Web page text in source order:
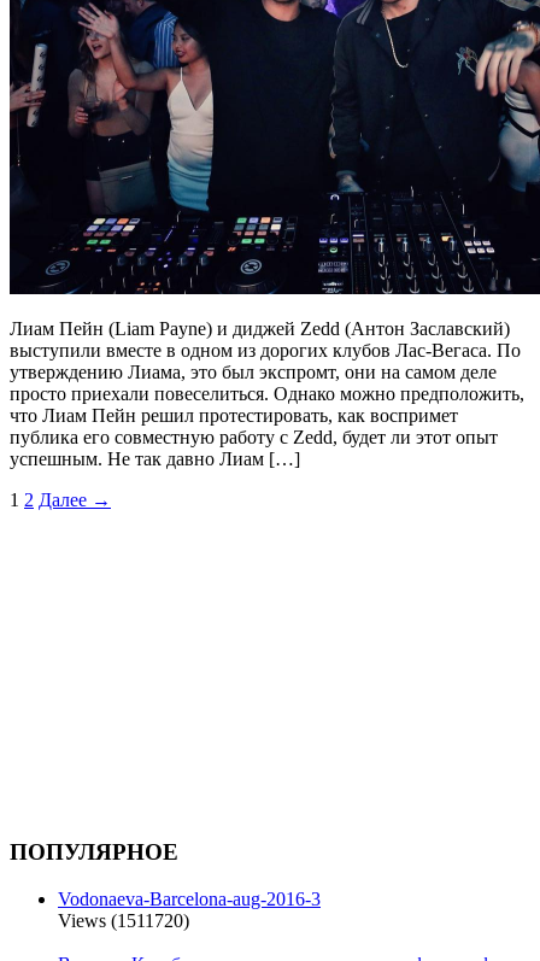
Лиам Пейн (Liam Payne) и диджей Zedd (Антон Заславский)
выступили вместе в одном из дорогих клубов Лас-Вегаса. По
утверждению Лиама, это был экспромт, они на самом деле
просто приехали повеселиться. Однако можно предположить,
что Лиам Пейн решил протестировать, как воспримет
публика его совместную работу с Zedd, будет ли этот опыт
успешным. Не так давно Лиам […]
1 2 Далее →
ПОПУЛЯРНОЕ
Vodonaeva-Barcelona-aug-2016-3
Views (1511720)